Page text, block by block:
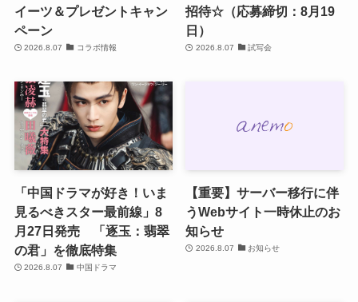
イーツ＆プレゼントキャン
ペーン
2026.8.07 コラボ情報
招待☆（応募締切：8月19
日）
2026.8.07 試写会
「中国ドラマが好き！いま
見るべきスター最前線」8
月27日発売 「逐玉：翡翠
の君」を徹底特集
2026.8.07 中国ドラマ
【重要】サーバー移行に伴
うWebサイト一時休止のお
知らせ
2026.8.07 お知らせ